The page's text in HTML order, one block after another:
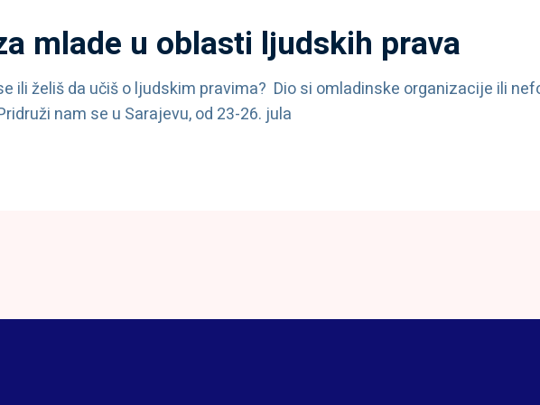
mlade u oblasti ljudskih prava
ili želiš da učiš o ljudskim pravima? Dio si omladinske organizacije ili
nam se u Sarajevu, od 23-26. jula